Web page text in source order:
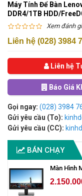
Máy Tính Để Bàn
DDR4/1TB HDD/
Xem đánh
Liên hệ (028) 3984
Liên hệ
Báo Giá
Gọi ngay: (028) 3984
Gửi yêu cầu (To):
Gửi yêu cầu (CC):
BÁN CHẠY
Màn Hình